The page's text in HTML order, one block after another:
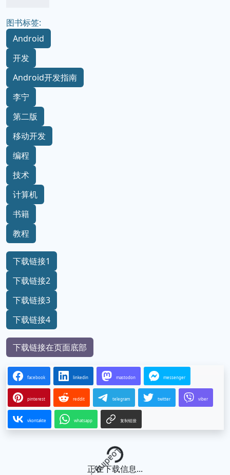
图书标签:
Android
开发
Android开发指南
李宁
第二版
移动开发
编程
技术
计算机
书籍
教程
下载链接1
下载链接2
下载链接3
下载链接4
下载链接在页面底部
facebook linkedin mastodon messenger
pinterest reddit telegram twitter viber
vkontakte whatsapp 复制链接
Loading...
正在下载信息...